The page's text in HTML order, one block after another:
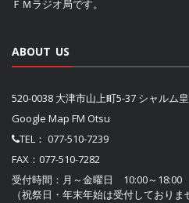
ＦＭラジオ局です。
ABOUT US
520-0038 大津市山上町5-37 シャルム
Google Map FM Otsu
TEL： 077-510-7239
FAX：077-510-7282
受付時間：月～金曜日 10:00～18:00
（祝祭日・年末年始は受付しておりま